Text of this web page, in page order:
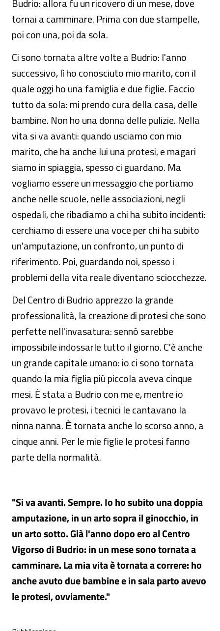
Budrio: allora fu un ricovero di un mese, dove
tornai a camminare. Prima con due stampelle,
poi con una, poi da sola.
Ci sono tornata altre volte a Budrio: l'anno
successivo, lì ho conosciuto mio marito, con il
quale oggi ho una famiglia e due figlie. Faccio
tutto da sola: mi prendo cura della casa, delle
bambine. Non ho una donna delle pulizie. Nella
vita si va avanti: quando usciamo con mio
marito, che ha anche lui una protesi, e magari
siamo in spiaggia, spesso ci guardano. Ma
vogliamo essere un messaggio che portiamo
anche nelle scuole, nelle associazioni, negli
ospedali, che ribadiamo a chi ha subito incidenti:
cerchiamo di essere una voce per chi ha subito
un'amputazione, un confronto, un punto di
riferimento. Poi, guardando noi, spesso i
problemi della vita reale diventano sciocchezze.
Del Centro di Budrio apprezzo la grande
professionalità, la creazione di protesi che sono
perfette nell'invasatura: sennò sarebbe
impossibile indossarle tutto il giorno. C'è anche
un grande capitale umano: io ci sono tornata
quando la mia figlia più piccola aveva cinque
mesi. Ė stata a Budrio con me e, mentre io
provavo le protesi, i tecnici le cantavano la
ninna nanna. Ѐ tornata anche lo scorso anno, a
cinque anni. Per le mie figlie le protesi fanno
parte della normalità.
"Si va avanti. Sempre. Io ho subito una doppia
amputazione, in un arto sopra il ginocchio, in
un arto sotto. Già l'anno dopo ero al Centro
Vigorso di Budrio: in un mese sono tornata a
camminare. La mia vita è tornata a correre: ho
anche avuto due bambine e in sala parto avevo
le protesi, ovviamente."